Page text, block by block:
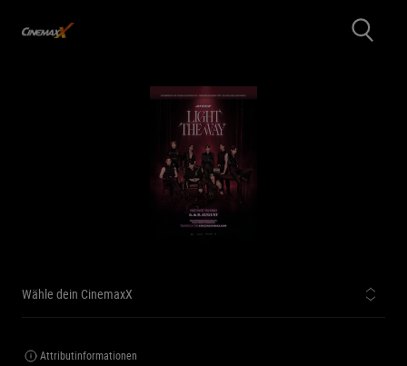
Wähle dein CinemaxX
Attributinformationen